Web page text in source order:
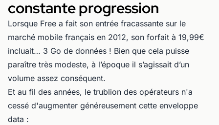
constante progression
Lorsque Free a fait son entrée fracassante sur le
marché mobile français en 2012, son forfait à 19,99€
incluait… 3 Go de données ! Bien que cela puisse
paraître très modeste, à l’époque il s’agissait d’un
volume assez conséquent.
Et au fil des années, le trublion des opérateurs n'a
cessé d'augmenter généreusement cette enveloppe
data :